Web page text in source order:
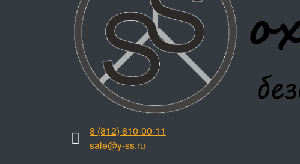
8 (812) 610-00-11
sale@y-ss.ru